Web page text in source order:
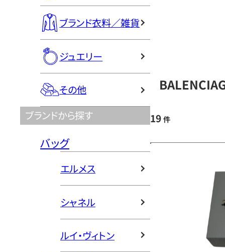
ブランド衣料／雑貨
ジュエリー
その他
ブランドから探す
バッグ
エルメス
シャネル
ルイ・ヴィトン
19 件